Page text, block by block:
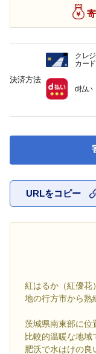
URLをコピー
紅はるか（紅優花
地の行方市から熟
茨城県南東部に位
比較的温暖な地域
肥沃で水はけの良
決済方法
クレ
カード
d払い